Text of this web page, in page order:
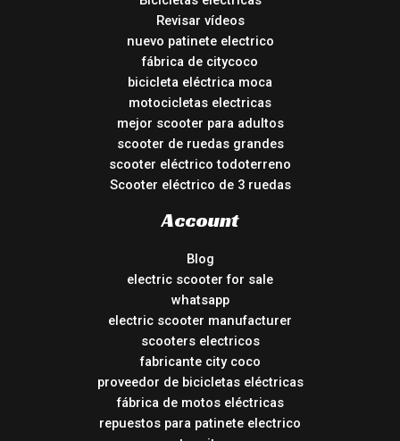
Revisar vídeos
nuevo patinete electrico
fábrica de citycoco
bicicleta eléctrica moca
motocicletas electricas
mejor scooter para adultos
scooter de ruedas grandes
scooter eléctrico todoterreno
Scooter eléctrico de 3 ruedas
Account
Blog
electric scooter for sale
whatsapp
electric scooter manufacturer
scooters electricos
fabricante city coco
proveedor de bicicletas eléctricas
fábrica de motos eléctricas
repuestos para patinete electrico